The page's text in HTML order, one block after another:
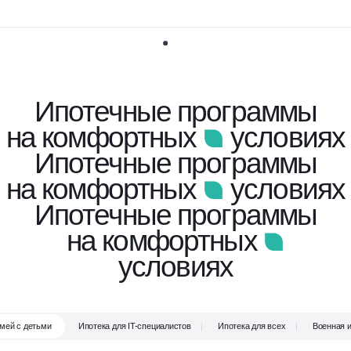
Ипотечные программы
на комфортных условиях
Ипотечные программы
на комфортных условиях
Ипотечные программы
на комфортных
условиях
с детьми Ипотека для IT-специалистов Ипотека для всех Военная